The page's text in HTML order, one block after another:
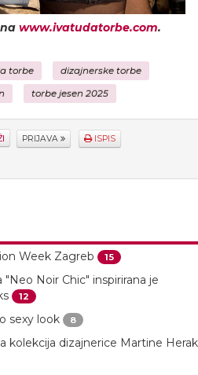
www.ivatudatorbe.com.
torbe dizajnerske torbe
torbe jesen 2025
PRIJAVA ISPIS
Week Zagreb
15
Noir Chic" inspirirana je
12
sexy look 8
kolekcija dizajnerice Martine Herak